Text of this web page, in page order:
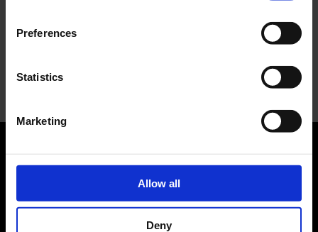
Preferences
Statistics
Marketing
Allow all
Deny
Nessun commento da mostrare.
Manifesto